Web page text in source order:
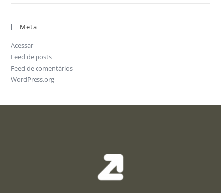
Meta
Acessar
Feed de posts
Feed de comentários
WordPress.org